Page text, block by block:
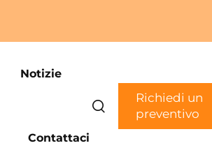
Notizie
Contattaci
Richiedi un
preventivo